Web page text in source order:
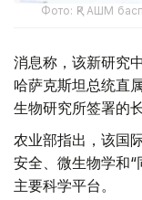
Фото: ҚР АШМ
消息称，该新研究
哈萨克斯坦总统直
生物研究所签署的
农业部指出，该国
安全、微生物学和
主要科学平台。